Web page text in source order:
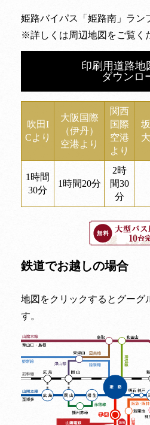
姫路バイパス「姫路南」ラン
※詳しくは周辺地図 をご覧く
印刷用道路地
ダウンロ
吹田I
Cより
大阪国際
（伊丹）
空港より
関西
国際
空港
より
1時間
30分
1時間20分
2時
間30
分
鉄道でお越しの場合
地図をクリックするとグーグ
す。